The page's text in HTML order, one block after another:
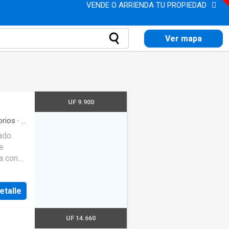
VENDE O ARRIENDA TU PROPIEDAD
Ver mapa
· 2
de
con
UF 9.900
UF 14.660